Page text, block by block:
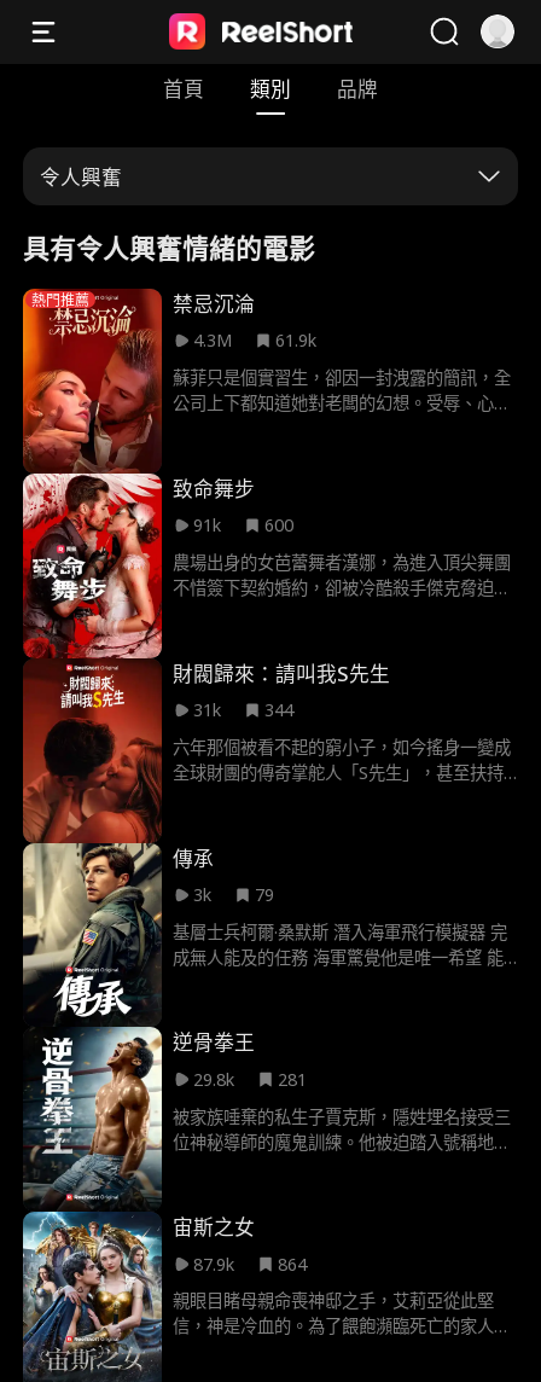
首頁 類別 品牌
令人興奮
具有令人興奮情緒的電影
熱門推薦 禁忌沉淪
4.3M
61.9k
蘇菲只是個實習生，卻因一封洩露的簡訊，全
公司上下都知道她對老闆的幻想。受辱、心
化作不為人知的秘密。她是他摯友的女兒，而
他是她無法抗拒的誘惑。
致命舞步
91k
600
農場出身的女芭蕾舞者漢娜，為進入頂尖舞團
不惜簽下契約婚約，卻被冷酷殺手傑克脅迫合
他卻轉身推開…直到生死交關，他們才明白：
有些愛，賭上性命也不放手。
財閥歸來：請叫我S先生
31k
344
六年那個被看不起的窮小子，如今搖身一變成
全球財團的傳奇掌舵人「S先生」，甚至扶持
娶了冷艷女總裁進家門。愛情、權力、謊言交
錯，他準備揭開真相！這次，他要讓所有人付
出代價。
傳承
3k
79
基層士兵柯爾·桑默斯 潛入海軍飛行模擬器 完
成無人能及的任務 海軍驚覺他是唯一希望 能
逆骨拳王
29.8k
281
被家族唾棄的私生子賈克斯，隱姓埋名接受三
位神秘導師的魔鬼訓練。他被迫踏入號稱地獄
人，誰才是真正的王者。
宙斯之女
87.9k
864
親眼目睹母親命喪神邸之手，艾莉亞從此堅
信，神是冷血的。為了餵飽瀕臨死亡的家人，